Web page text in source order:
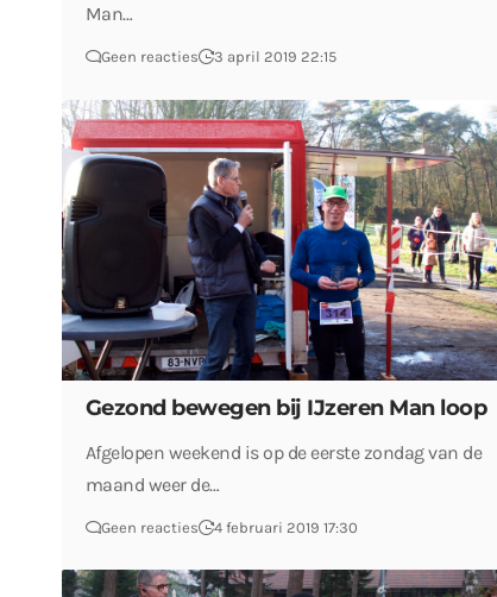
Man…
Geen reacties 3 april 2019 22:15
Gezond bewegen bij IJzeren Man loop
Afgelopen weekend is op de eerste zondag van de
maand weer de…
Geen reacties 4 februari 2019 17:30